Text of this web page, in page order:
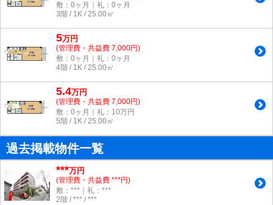
敷：0ヶ月｜礼：0ヶ月
3階 / 1K / 25.00㎡
5万円
(管理費・共益費 7,000円)
敷：0ヶ月｜礼：0ヶ月
4階 / 1K / 25.00㎡
5.4万円
(管理費・共益費 7,000円)
敷：0ヶ月｜礼：10万円
5階 / 1K / 25.00㎡
過去掲載物件一覧
***万円
(管理費・共益費 ***円)
敷：***｜礼：***
2階 / *** / ***